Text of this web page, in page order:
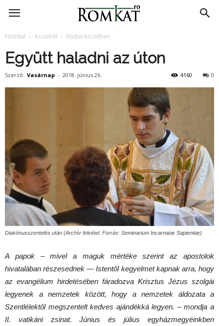
RomKat.ro
Főoldal Közelről Emberközelben
Együtt haladni az úton
Szerző: Vasárnap - 2018. június 26. 0
4160
Diakónusszentelés után (Archív felvétel. Forrás: Seminarium Incarnatæ Sapientiæ)
A papok – mivel a maguk mértéke szerint az apostolok
hivatalában részesednek — Istentől kegyelmet kapnak arra, hogy
az evangélium hirdetésében fáradozva Krisztus Jézus szolgái
legyenek a nemzetek között, hogy a nemzetek áldozata a
Szentlélektől megszentelt kedves ajándékká legyen. – mondja a
II. vatikáni zsinat. Június és július egyházmegyéinkben